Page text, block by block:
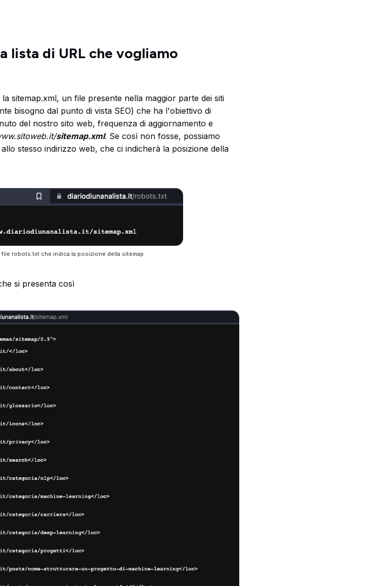
lista di URL che vogliamo
sitemap.xml, un file presente nella maggior parte dei siti
bisogno dal punto di vista SEO) che ha l'obiettivo di
del nostro sito web, frequenza di aggiornamento e
sitemap.xml. Se così non fosse, possiamo
stesso indirizzo web, che ci indicherà la posizione della
file robots.txt che indica la posizione della sitemap
si presenta così